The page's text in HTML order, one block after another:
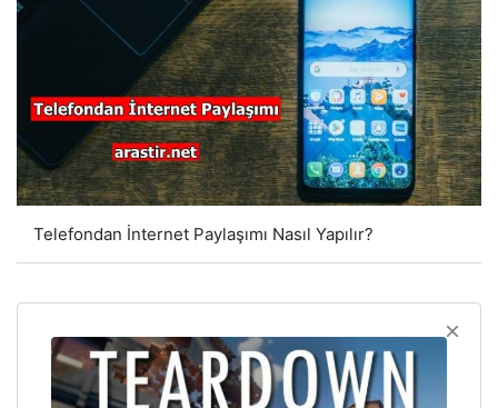
Telefondan İnternet Paylaşımı Nasıl Yapılır?